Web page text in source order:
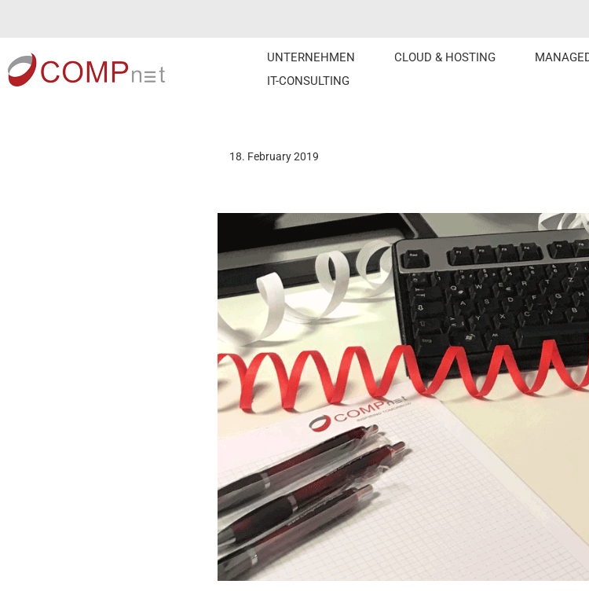
to
content
UNTERNEHMEN CLOUD & HOSTING
IT-CONSULTING
18. February 2019